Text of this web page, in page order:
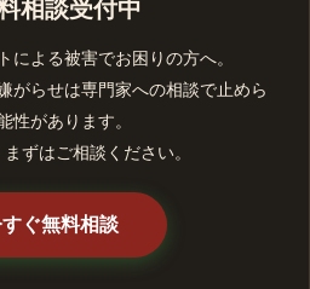
相談受付中
による被害でお困りの方へ。
がらせは専門家への相談で止めら
性があります。
ずはご相談ください。
ぐ無料相談